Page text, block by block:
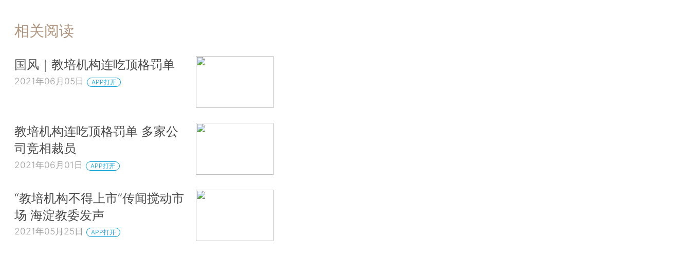
相关阅读
国风｜教培机构连吃顶格罚单
2021年06月05日 APP打开
教培机构连吃顶格罚单 多家公
司竞相裁员
2021年06月01日 APP打开
“教培机构不得上市”传闻搅动市
场 海淀教委发声
2021年05月25日 APP打开